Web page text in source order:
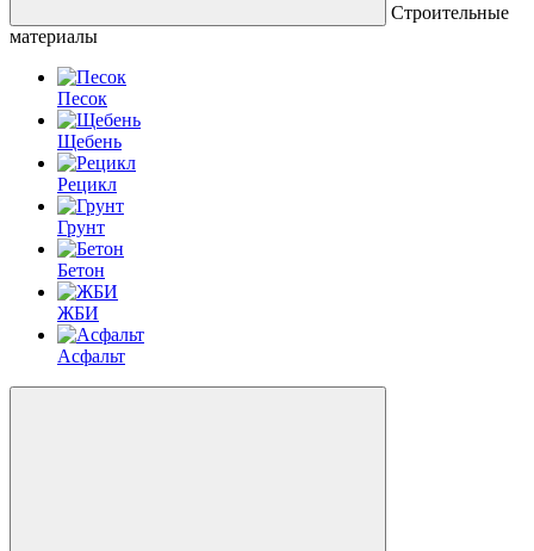
Строительные
материалы
Песок
Щебень
Рецикл
Грунт
Бетон
ЖБИ
Асфальт